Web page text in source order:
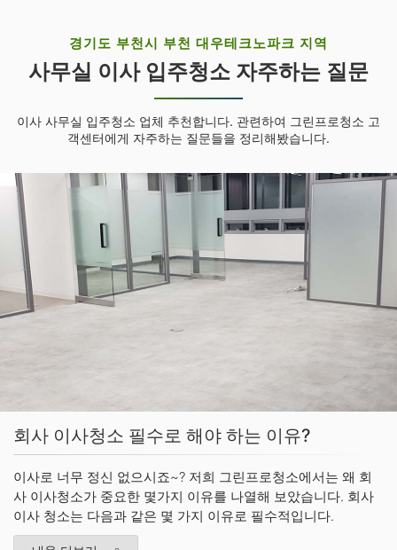
경기도 부천시 부천 대우테크노파크 지역
사무실 이사 입주청소 자주하는 질문
이사 사무실 입주청소 업체 추천합니다. 관련하여 그린프로청소 고
객센터에게 자주하는 질문들을 정리해봤습니다.
회사 이사청소 필수로 해야 하는 이유?
이사로 너무 정신 없으시죠~? 저희 그린프로청소에서는 왜 회
사 이사청소가 중요한 몇가지 이유를 나열해 보았습니다. 회사
이사 청소는 다음과 같은 몇 가지 이유로 필수적입니다.